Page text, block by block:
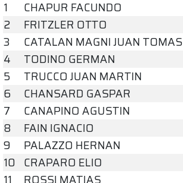
1
CHAPUR FACUNDO
2
FRITZLER OTTO
3
CATALAN MAGNI JUAN TOMAS
4
TODINO GERMAN
5
TRUCCO JUAN MARTIN
6
CHANSARD GASPAR
7
CANAPINO AGUSTIN
8
FAIN IGNACIO
9
PALAZZO HERNAN
10 CRAPARO ELIO